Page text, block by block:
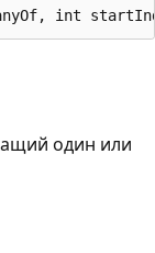
int
один или